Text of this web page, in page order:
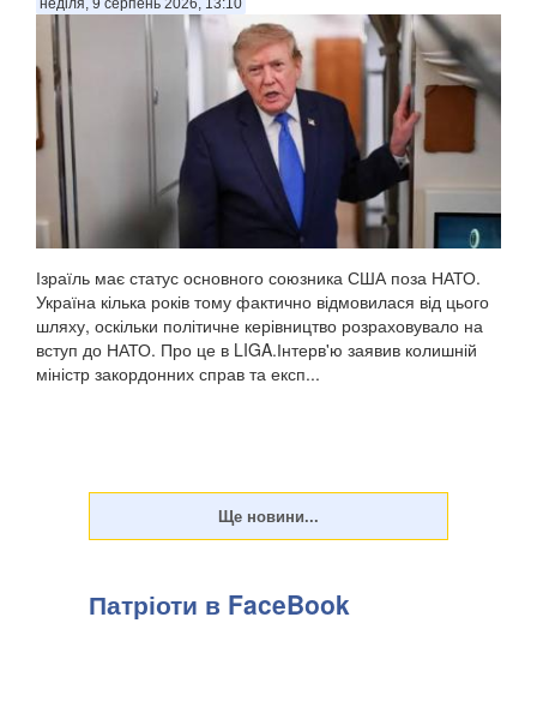
неділя, 9 серпень 2026, 13:10
Ізраїль має статус основного союзника США поза НАТО.
Україна кілька років тому фактично відмовилася від цього
шляху, оскільки політичне керівництво розраховувало на
вступ до НАТО. Про це в LIGA.Інтерв'ю заявив колишній
міністр закордонних справ та експ...
Патріоти в FaceBook